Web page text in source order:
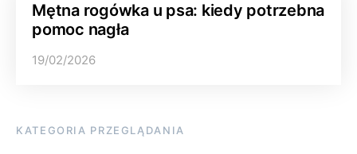
Mętna rogówka u psa: kiedy potrzebna
pomoc nagła
19/02/2026
KATEGORIA PRZEGLĄDANIA